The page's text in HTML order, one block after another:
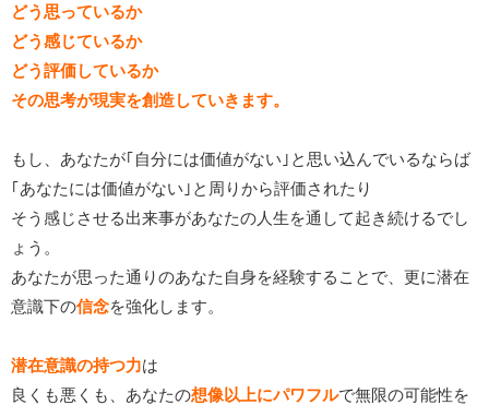
どう思っているか
どう感じているか
どう評価しているか
その思考が現実を創造していきます。
もし、あなたが｢自分には価値がない｣と思い込んでいるならば
｢あなたには価値がない｣と周りから評価されたり
そう感じさせる出来事があなたの人生を通して起き続けるでし
ょう。
あなたが思った通りのあなた自身を経験することで、更に潜在
意識下の信念を強化します。
潜在意識の持つ力は
良くも悪くも、あなたの想像以上にパワフルで無限の可能性を